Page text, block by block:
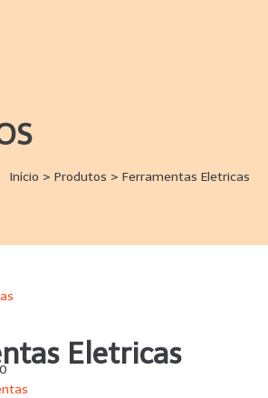
Início > Produtos > Ferramentas Eletricas
Eletricas